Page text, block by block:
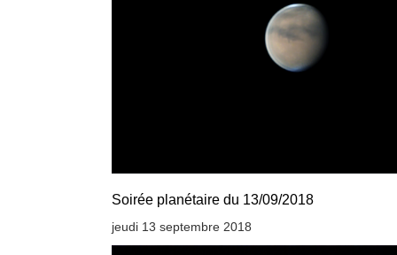
Soirée planétaire du 13/09/2018
jeudi 13 septembre 2018